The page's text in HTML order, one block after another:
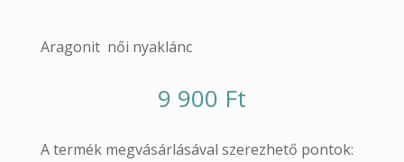
Aragonit női nyaklánc
9 900 Ft
A termék megvásárlásával szerezhető pontok: